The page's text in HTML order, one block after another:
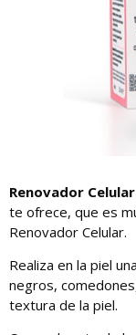
Renovador
te ofrece, que es
Renovador Celular.
Realiza en la piel
negros,
textura de la piel.